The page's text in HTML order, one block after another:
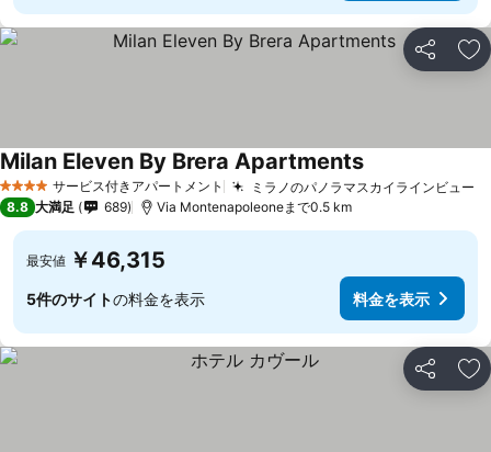
シェア お
4 ホテルのランクサービス付きアパートメント ミラノのパノラマスカイラインビュー
Milan Eleven By Brera Apartments
8.8 大満足 689 Via Montenapoleoneまで0.5 km
最安値 ￥46,315
5件のサイトの料金を表示 料金を表示
シェア お